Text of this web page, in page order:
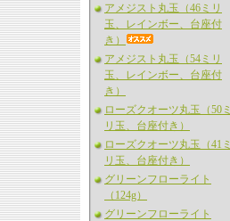
アメジスト丸玉（46ミリ
玉、レインボー、台座付
き）
アメジスト丸玉（54ミリ
玉、レインボー、台座付
き）
ローズクオーツ丸玉（50ミ
リ玉、台座付き）
ローズクオーツ丸玉（41ミ
リ玉、台座付き）
グリーンフローライト
（124g）
グリーンフローライト